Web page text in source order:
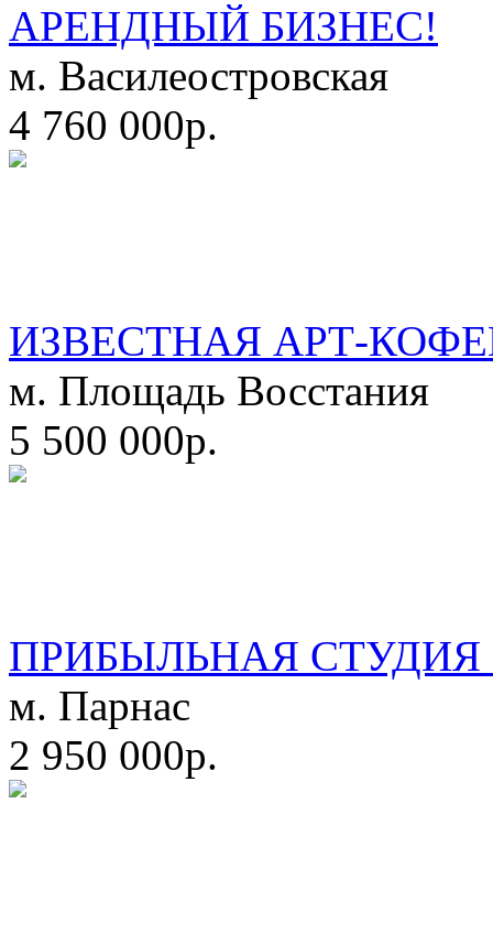
АРЕНДНЫЙ БИЗНЕС!
м. Василеостровская
4 760 000р.
ИЗВЕСТНАЯ АРТ-
м. Площадь Восстания
5 500 000р.
ПРИБЫЛЬНАЯ СТУДИЯ
м. Парнас
2 950 000р.